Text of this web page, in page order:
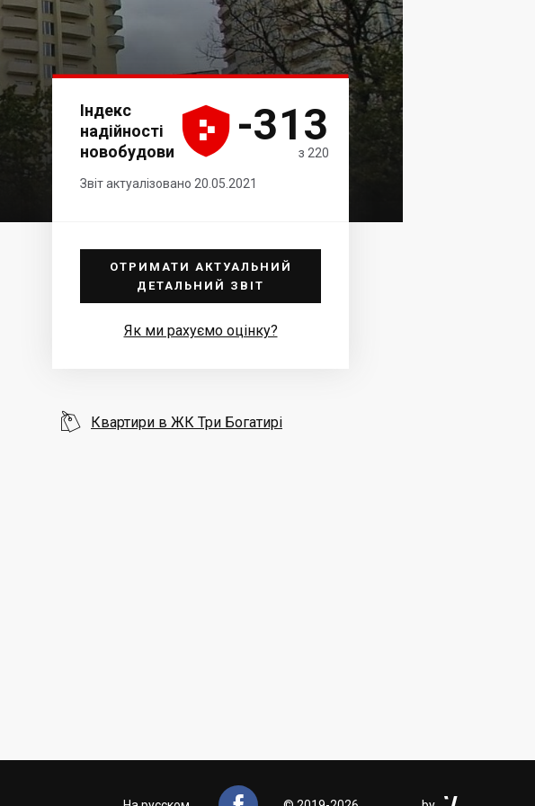
Індекс
надійності
новобудови 



-313
з 220
Звіт актуалізовано 20.05.2021
ОТРИМАТИ АКТУАЛЬНИЙ
ДЕТАЛЬНИЙ ЗВІТ
Як ми рахуємо оцінку?
 Квартири в ЖК Три Богатирі